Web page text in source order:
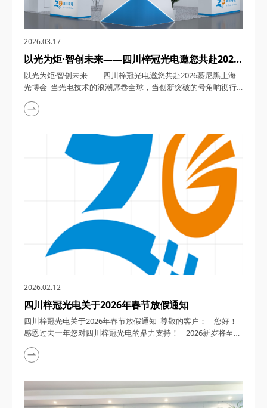
2026.03.17
以光为炬·智创未来——四川梓冠光电邀您共赴2026
慕尼黑上海光博会
以光为炬·智创未来——四川梓冠光电邀您共赴2026慕尼黑上海
光博会 当光电技术的浪潮席卷全球，当创新突破的号角响彻行
业，2026年3月18日至20日，第二十一届慕尼黑上海光博会将
以“光启新元·势引未来”为主题，在上海新国际博览中心N1-N5及
球顶尖企业、前沿技术与行业精英的盛宴，将成为洞察未来趋
势、探索合作机遇的绝佳平台。&n...
2026.02.12
四川梓冠光电关于2026年春节放假通知
四川梓冠光电关于2026年春节放假通知 尊敬的客户： 您好！
感恩过去一年您对四川梓冠光电的鼎力支持！ 2026新岁将至，
四川梓冠光电全体同仁愿您事业如龙腾跃，生活似锦添花，阖家
欢愉，顺遂无忧，新岁尽享美好！新的一年，我司将以更坚定的
产品！ ...